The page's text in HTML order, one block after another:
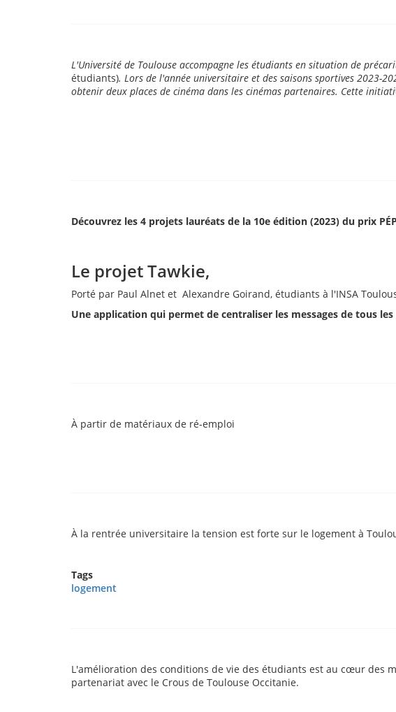
L'Université de Toulouse accompagne les étudiants en situation de
étudiants). Lors de l'année universitaire et des saisons sportives 2023-
obtenir deux places de cinéma dans les cinémas partenaires. Cette
Découvrez les 4 projets lauréats de la 10e édition (2023) du prix
Le projet Tawkie,
Porté par Paul Alnet et Alexandre Goirand, étudiants à l'INSA
Une application qui permet de centraliser les messages de tous les
À partir de matériaux de ré-emploi
À la rentrée universitaire la tension est forte sur le logement à
Tags
logement
L'amélioration des conditions de vie des étudiants est au cœur des
partenariat avec le Crous de Toulouse Occitanie.